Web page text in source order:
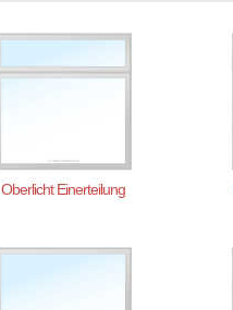
Oberlicht Einerteilung